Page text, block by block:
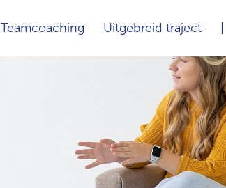
Teamcoaching Uitgebreid traject